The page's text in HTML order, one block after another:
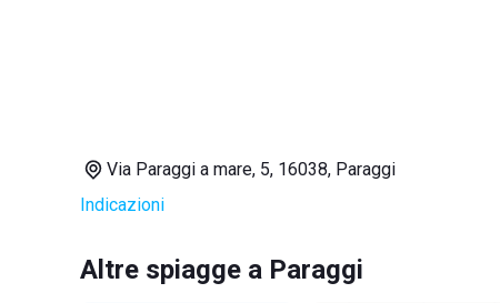
Via Paraggi a mare, 5, 16038, Paraggi
Indicazioni
Altre spiagge a Paraggi